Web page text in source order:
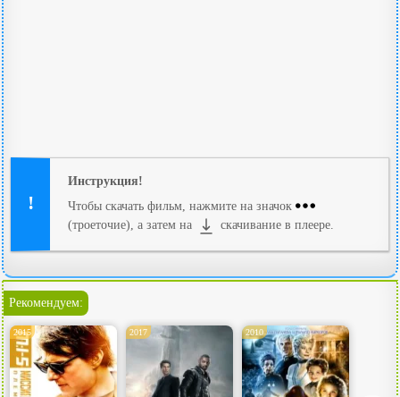
Инструкция!
Чтобы скачать фильм, нажмите на значок
(троеточие), а затем на
скачивание в плеере.
Рекомендуем:
2015 2017 2010